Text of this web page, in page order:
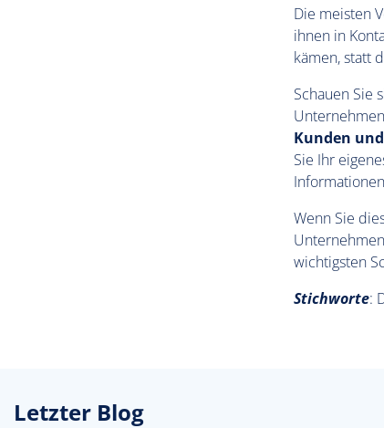
Die meisten
ihnen in
kämen, statt
Schauen Sie
Kunden
Sie Ihr
Wenn Sie
wichtigsten
Stichworte:
Letzter Blog